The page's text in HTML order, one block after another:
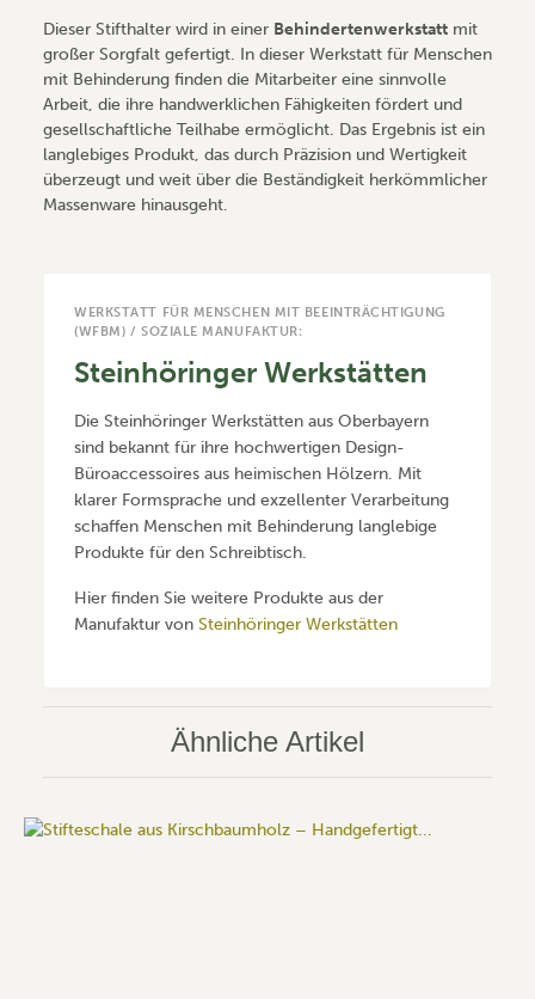
Dieser Stifthalter wird in einer Behindertenwerkstatt mit
großer Sorgfalt gefertigt. In dieser Werkstatt für Menschen
mit Behinderung finden die Mitarbeiter eine sinnvolle
Arbeit, die ihre handwerklichen Fähigkeiten fördert und
gesellschaftliche Teilhabe ermöglicht. Das Ergebnis ist ein
langlebiges Produkt, das durch Präzision und Wertigkeit
überzeugt und weit über die Beständigkeit herkömmlicher
Massenware hinausgeht.
WERKSTATT FÜR MENSCHEN MIT BEEINTRÄCHTIGUNG
(WFBM) / SOZIALE MANUFAKTUR:
Steinhöringer Werkstätten
Die Steinhöringer Werkstätten aus Oberbayern
sind bekannt für ihre hochwertigen Design-
Büroaccessoires aus heimischen Hölzern. Mit
klarer Formsprache und exzellenter Verarbeitung
schaffen Menschen mit Behinderung langlebige
Produkte für den Schreibtisch.
Hier finden Sie weitere Produkte aus der
Manufaktur von Steinhöringer Werkstätten
Ähnliche Artikel